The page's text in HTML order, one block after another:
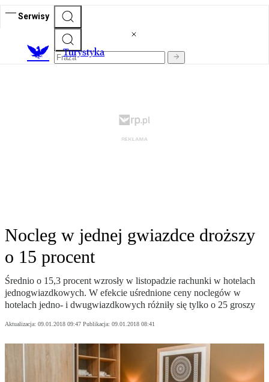
Serwisy
Turystyka
Nocleg w jednej gwiazdce droższy
o 15 procent
Średnio o 15,3 procent wzrosły w listopadzie rachunki w hotelach
jednogwiazdkowych. W efekcie uśrednione ceny noclegów w
hotelach jedno- i dwugwiazdkowych różniły się tylko o 25 groszy
Aktualizacja: 09.01.2018 09:47 Publikacja: 09.01.2018 08:41